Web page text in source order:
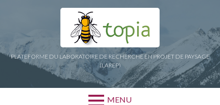
PLATEFORME DU LABORATOIRE DE RECHERCHE EN PROJET DE PAYSAGE
(LAREP)
MENU